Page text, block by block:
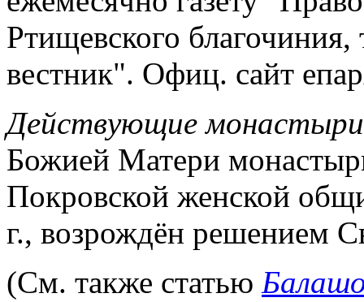
Ртищевского
вестник". Офиц. сайт
Действующие
Божией Матери
Покровской женской
г., возрождён решением
(См. также статью